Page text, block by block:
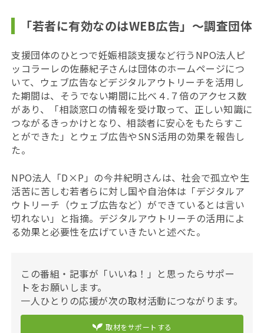
「若者に有効なのはWEB広告」〜調査団体
支援団体のひとつで妊娠相談支援など行うNPO法人ピ
ッコラーレの佐藤紀子さんは団体のホームページにつ
いて、ウェブ広告などデジタルアウトリーチを活用し
た期間は、そうでない期間に比べ４.７倍のアクセス数
があり、「相談窓口の情報を受け取って、正しい知識に
つながるきっかけとなり、相談者に安心をもたらすこ
とができた」とウェブ広告やSNS活用の効果を報告し
た。
NPO法人「D×P」の今井紀明さんは、社会で孤立や生
活苦に苦しむ若者らに対し国や自治体は「デジタルア
ウトリーチ（ウェブ広告など）ができているとは言い
切れない」と指摘。デジタルアウトリーチの活用によ
る効果と必要性を広げていきたいと述べた。
この番組・記事が「いいね！」と思ったらサポー
トをお願いします。
一人ひとりの応援が次の取材活動につながります。
取材をサポートする